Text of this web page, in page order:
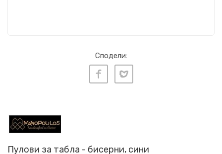
Сподели:
Пулови за табла - бисерни, сини